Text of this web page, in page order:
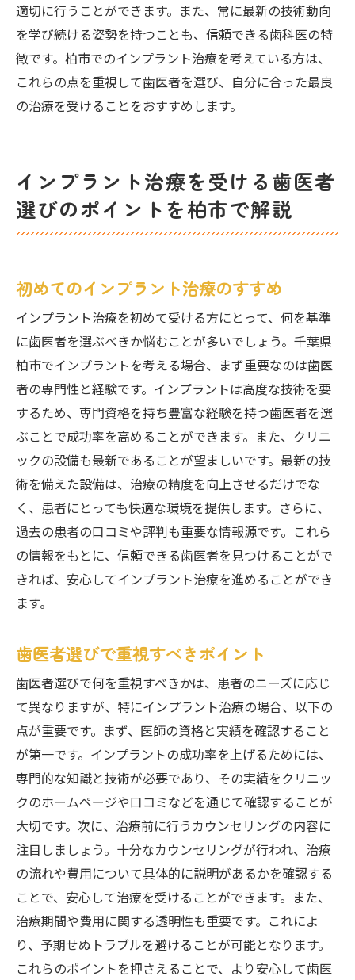
適切に行うことができます。また、常に最新の技術動向
を学び続ける姿勢を持つことも、信頼できる歯科医の特
徴です。柏市でのインプラント治療を考えている方は、
これらの点を重視して歯医者を選び、自分に合った最良
の治療を受けることをおすすめします。
インプラント治療を受ける歯医者
選びのポイントを柏市で解説
初めてのインプラント治療のすすめ
インプラント治療を初めて受ける方にとって、何を基準
に歯医者を選ぶべきか悩むことが多いでしょう。千葉県
柏市でインプラントを考える場合、まず重要なのは歯医
者の専門性と経験です。インプラントは高度な技術を要
するため、専門資格を持ち豊富な経験を持つ歯医者を選
ぶことで成功率を高めることができます。また、クリニ
ックの設備も最新であることが望ましいです。最新の技
術を備えた設備は、治療の精度を向上させるだけでな
く、患者にとっても快適な環境を提供します。さらに、
過去の患者の口コミや評判も重要な情報源です。これら
の情報をもとに、信頼できる歯医者を見つけることがで
きれば、安心してインプラント治療を進めることができ
ます。
歯医者選びで重視すべきポイント
歯医者選びで何を重視すべきかは、患者のニーズに応じ
て異なりますが、特にインプラント治療の場合、以下の
点が重要です。まず、医師の資格と実績を確認すること
が第一です。インプラントの成功率を上げるためには、
専門的な知識と技術が必要であり、その実績をクリニッ
クのホームページや口コミなどを通じて確認することが
大切です。次に、治療前に行うカウンセリングの内容に
注目しましょう。十分なカウンセリングが行われ、治療
の流れや費用について具体的に説明があるかを確認する
ことで、安心して治療を受けることができます。また、
治療期間や費用に関する透明性も重要です。これによ
り、予期せぬトラブルを避けることが可能となります。
これらのポイントを押さえることで、より安心して歯医